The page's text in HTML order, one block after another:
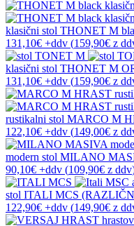
klasični stol THONET M
131,10€ +ddv (159,90€ z
klasični stol THONET M
131,10€ +ddv (159,90€ z
rustikalni stol MARCO M
122,10€ +ddv (149,00€ z
modern stol MILANO
90,10€ +ddv (109,90€ z ddv
stol ITALI MCS
122,90€ +ddv (149,90€ z